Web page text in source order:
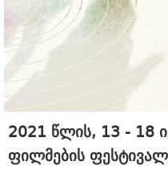
2021 წლის, 13 - 18
ფილმების